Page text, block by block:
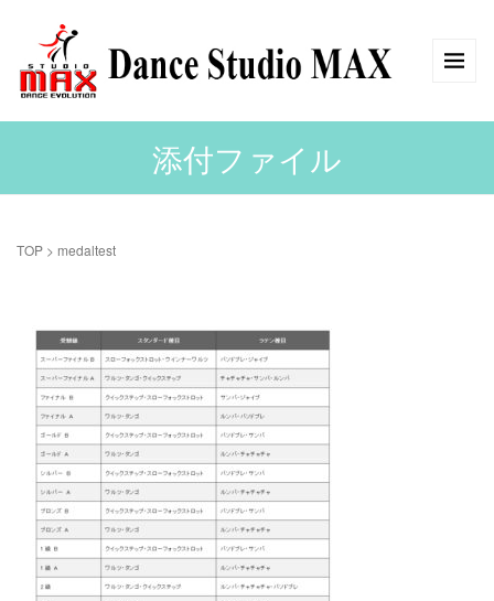
添付ファイル
TOP > medaltest